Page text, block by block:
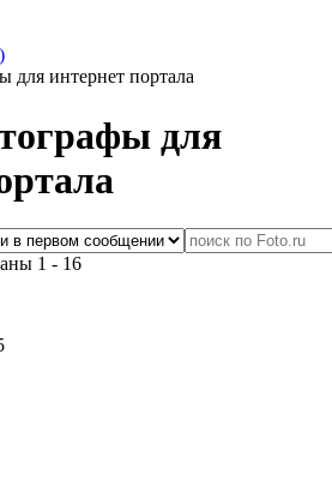
для интернет портала
для
1 - 16